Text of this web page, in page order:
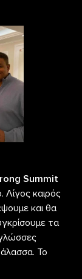
Summit
Λίγος καιρός
και θα
τα
Το